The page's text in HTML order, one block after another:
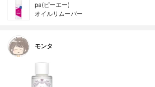
pa(ピーエー)
オイルリムーバー
モンタ